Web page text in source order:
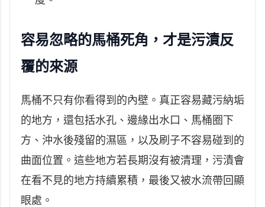
容易忽略的馬桶死角，才是污漬反
覆的來源
馬桶不只有你看得到的內壁。真正容易藏污納垢
的地方，還包括水孔、邊緣出水口、馬桶圈下
方、沖水後殘留的濕區，以及刷子不容易碰到的
曲面位置。這些地方若長期沒有被清理，污漬會
在看不見的地方持續累積，最後又被水流帶回顯
眼處。